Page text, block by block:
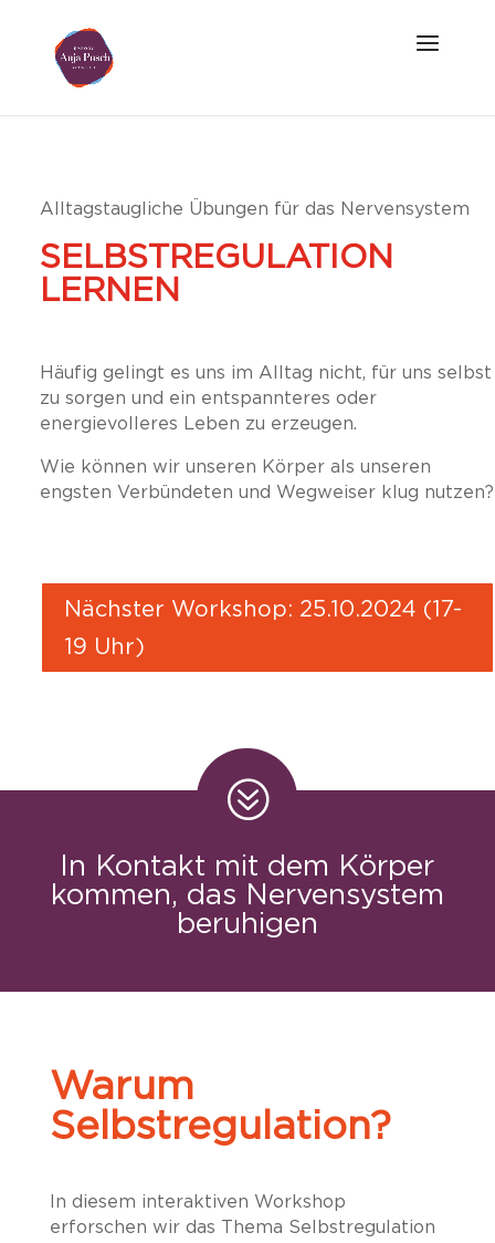
Alltagstaugliche Übungen für das Nervensystem
SELBSTREGULATION
LERNEN
Häufig gelingt es uns im Alltag nicht, für uns selbst
zu sorgen und ein entspannteres oder
energievolleres Leben zu erzeugen.
Wie können wir unseren Körper als unseren
engsten Verbündeten und Wegweiser klug nutzen?
Nächster Workshop: 25.10.2024 (17-
19 Uhr)
?
In Kontakt mit dem Körper
kommen, das Nervensystem
beruhigen
Warum
Selbstregulation?
In diesem interaktiven Workshop
erforschen wir das Thema Selbstregulation